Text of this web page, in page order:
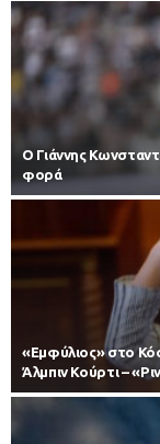
Ο Γιάννης
φορά
«Εμφύλιος» στο
Άλμπιν Κούρτι –